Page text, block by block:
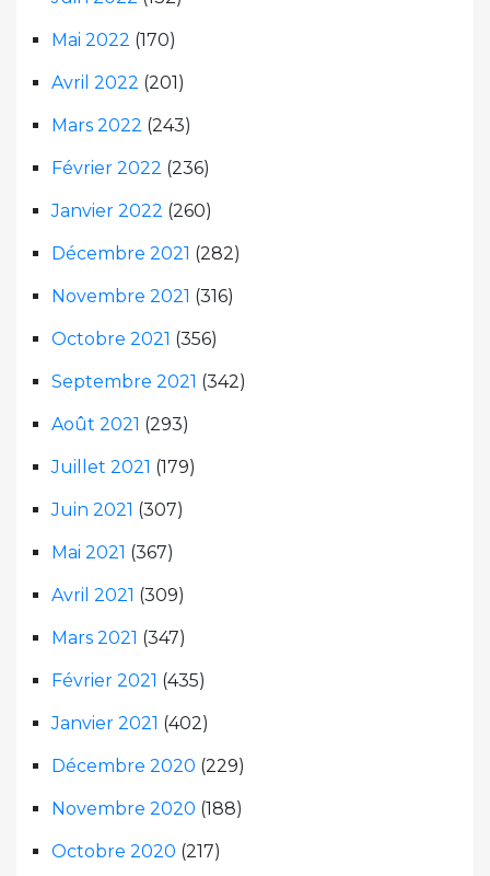
Mai 2022 (170)
Avril 2022 (201)
Mars 2022 (243)
Février 2022 (236)
Janvier 2022 (260)
Décembre 2021 (282)
Novembre 2021 (316)
Octobre 2021 (356)
Septembre 2021 (342)
Août 2021 (293)
Juillet 2021 (179)
Juin 2021 (307)
Mai 2021 (367)
Avril 2021 (309)
Mars 2021 (347)
Février 2021 (435)
Janvier 2021 (402)
Décembre 2020 (229)
Novembre 2020 (188)
Octobre 2020 (217)